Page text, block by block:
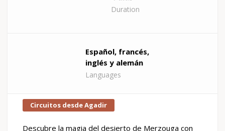
Duration
Español, francés,
inglés y alemán
Languages
Circuitos desde Agadir
Descubre la magia del desierto de Merzouga con